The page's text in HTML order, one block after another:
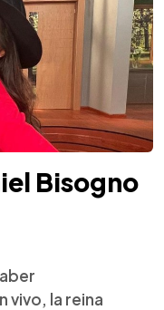
Bisogno
vivo, la reina